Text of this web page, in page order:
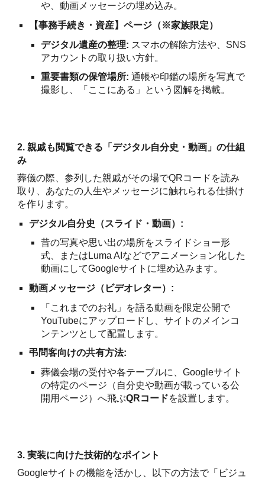
や、動画メッセージの埋め込み。
【事務手続き・資産】ページ（※家族限定）
デジタル遺産の整理: スマホの解除方法や、SNS
アカウントの取り扱い方針。
重要書類の保管場所: 通帳や印鑑の場所を写真で
撮影し、「ここにある」という図解を掲載。
2. 親戚も閲覧できる「デジタル自分史・動画」の仕組
み
葬儀の際、参列した親戚がその場でQRコードを読み
取り、あなたの人生やメッセージに触れられる仕掛け
を作ります。
デジタル自分史（スライド・動画）:
昔の写真や思い出の場所をスライドショー形
式、またはLuma AIなどでアニメーション化した
動画にしてGoogleサイトに埋め込みます。
動画メッセージ（ビデオレター）:
「これまでのお礼」を語る動画を限定公開で
YouTubeにアップロードし、サイトのメインコ
ンテンツとして配置します。
弔問客向けの共有方法:
葬儀会場の受付や各テーブルに、Googleサイト
の特定のページ（自分史や動画が載っている公
開用ページ）へ飛ぶQRコードを設置します。
3. 実装に向けた技術的なポイント
Googleサイトの機能を活かし、以下の方法で「ビジュ